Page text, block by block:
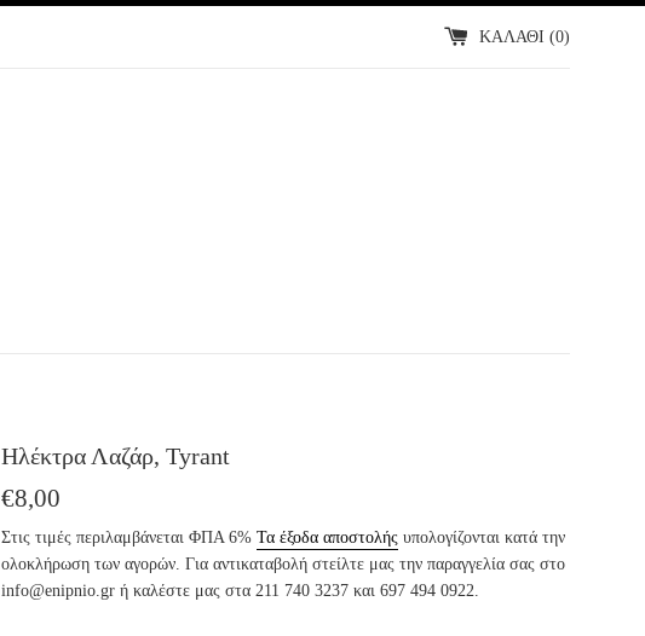
ΚΑΛΑΘΙ (0)
Ηλέκτρα Λαζάρ, Tyrant
ΤΙΜΗ
€8,00
Στις τιμές περιλαμβάνεται ΦΠΑ 6% Τα έξοδα αποστολής υπολογίζονται κατά την
ολοκλήρωση των αγορών. Για αντικαταβολή στείλτε μας την παραγγελία σας στο
info@enipnio.gr ή καλέστε μας στα 211 740 3237 και 697 494 0922.